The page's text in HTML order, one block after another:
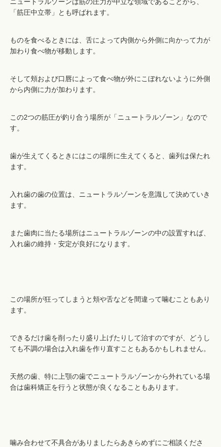
「筋圧中立帯」とも呼ばれます。
ものを食べるときには、舌によって内側から外側に向かって力が
加わり食べ物が移動します。
そして頬および口唇によって食べ物が外にこぼれないように外側
から内側に力が加わります。
この2つの筋圧が釣り合う場所が「ニュートラルゾーン」なので
す。
歯が生えてくるときにはこの場所に生えてくると、歯列は保たれ
ます。
入れ歯の歯の位置は、ニュートラルゾーンを意識して決めていき
ます。
また歯肉に当たる場所はニュートラルゾーンの中の設置すれば、
入れ歯の維持・安定が良好になります。
この場所が狂ってしまうと頬や舌などを間違って噛むこともあり
ます。
できるだけ歯を削ったり盛り上げたりして治すのですが、どうし
ても不調の場合は入れ歯を作り直すこともあるかもしれません。
天然の歯、特に上顎の歯でニュートラルゾーンから外れている場
合は歯科矯正を行うと状態が良くなることもあります。
噛み合わせて不具合がありましたらあきらめずにご相談くださ